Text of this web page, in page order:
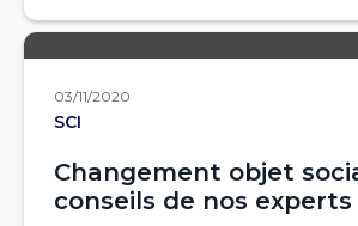
03/11/2020
SCI
Changement objet
conseils de nos experts